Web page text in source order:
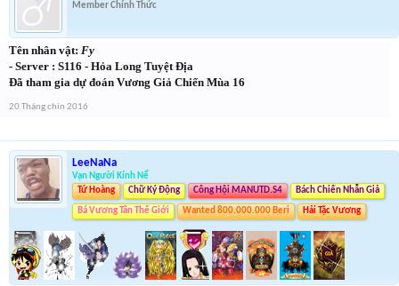
Member Chính Thức
Tên nhân vật: Fy
- Server : S116 - Hỏa Long Tuyệt Địa
Đã tham gia dự đoán Vương Giả Chiến Mùa 16
20 Tháng chín 2016
LeeNaNa
Vạn Người Kính Nể
Tứ Hoàng
Chữ Ký Động Công Hội MANUTD.S4 Bách Chiến Nhẫn Giả
Bá Vương Tân Thế Giới Wanted 800.000.000 Beri Hải Tặc Vương